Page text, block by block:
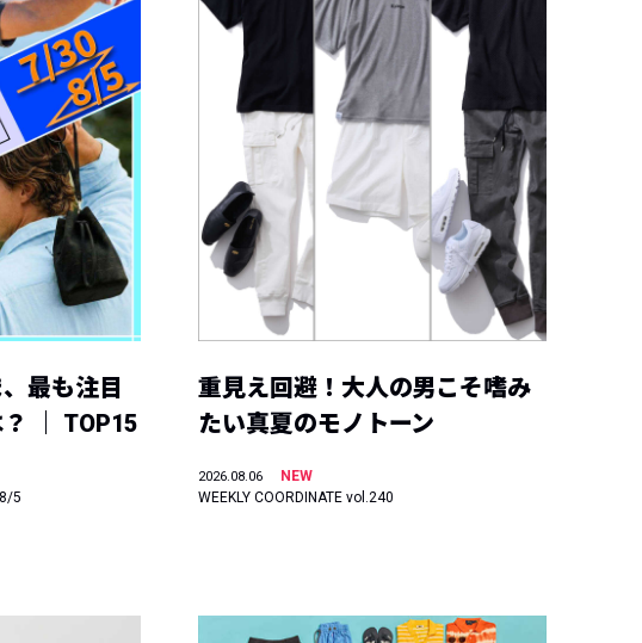
最も注目
｜ TOP15
5
重見え回避！大人の男こそ嗜み
たい真夏のモノトーン
2026.08.06
NEW
WEEKLY COORDINATE vol.240